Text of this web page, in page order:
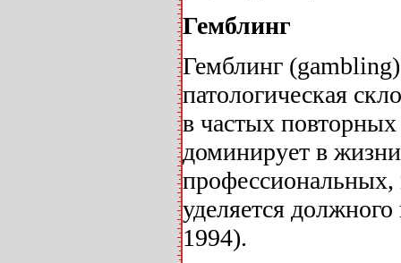
Гемблинг
Гемблинг
патологическая
в частых повторных
доминирует в
уделяется
1994).